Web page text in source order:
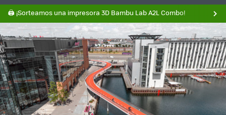
🖨️ ¡Sorteamos una impresora 3D Bambu Lab A2L Combo!